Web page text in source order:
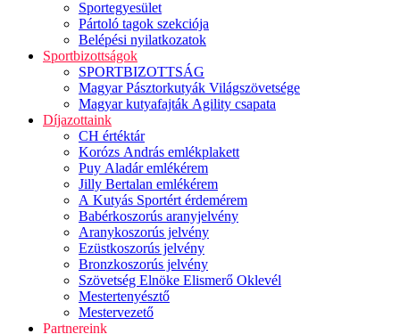
Sportegyesület
Pártoló tagok szekciója
Belépési nyilatkozatok
Sportbizottságok
SPORTBIZOTTSÁG
Magyar Pásztorkutyák Világszövetsége
Magyar kutyafajták Agility csapata
Díjazottaink
CH értéktár
Korózs András emlékplakett
Puy Aladár emlékérem
Jilly Bertalan emlékérem
A Kutyás Sportért érdemérem
Babérkoszorús aranyjelvény
Aranykoszorús jelvény
Ezüstkoszorús jelvény
Bronzkoszorús jelvény
Szövetség Elnöke Elismerő Oklevél
Mestertenyésztő
Mestervezető
Partnereink